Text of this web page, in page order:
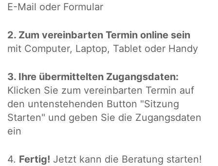
E-Mail oder Formular
2. Zum vereinbarten Termin online sein
mit Computer, Laptop, Tablet oder Handy
3. Ihre übermittelten Zugangsdaten:
Klicken Sie zum vereinbarten Termin auf
den untenstehenden Button "Sitzung
Starten" und geben Sie die Zugangsdaten
ein
4. Fertig! Jetzt kann die Beratung starten!